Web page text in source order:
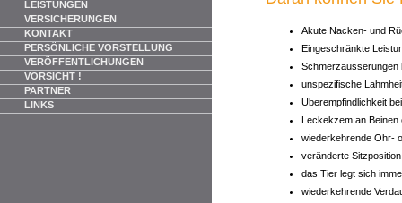
LEISTUNGEN
VERSICHERUNGEN
KONTAKT
PERSÖNLICHE VORSTELLUNG
VERÖFFENTLICHUNGEN
VORSICHT !
PARTNER
LINKS
Akute Nacken- und
Eingeschränkte
Schmerzäusserungen
unspezifische
Überempfindlichkeit
Leckekzem an Beinen
wiederkehrende Ohr-
veränderte
das Tier legt sich
wiederkehrende